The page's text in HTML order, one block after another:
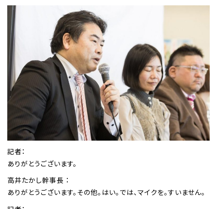
記者：
ありがとうございます。
高井たかし幹事長 ：
ありがとうございます。その他。はい。では、マイクを。すいません。